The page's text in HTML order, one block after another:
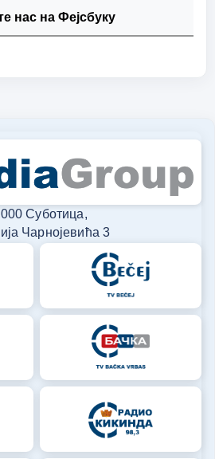
нас на Фејсбуку
Суботица,
Чарнојевића 3